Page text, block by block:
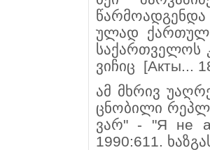
წარმოადგენდა
უ­ლად ქართულ
სა­­ქართ­ველოს
ვი­ჩიც [Акты...
ამ მხრივ
ცნობილი
ვარ" - "Я не
1990:611.